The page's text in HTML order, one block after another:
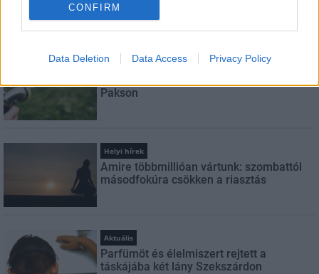
CONFIRM
Data Deletion Data Access Privacy Policy
LEGNÉZETTEBB
Helyi hírek
Pakson
Helyi hírek
Amire többmillióan vártunk: szombattól
másodfokúra csökken a riasztás
Aktuális
Parfümöt és élelmiszert rejtett a
táskájába két lány Szekszárdon